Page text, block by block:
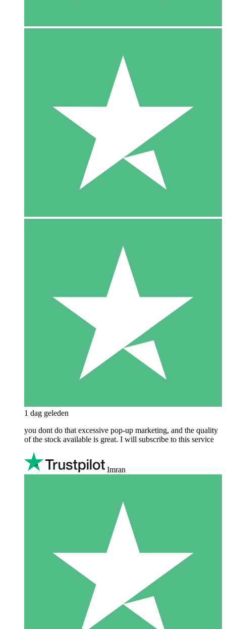
1 dag geleden
you dont do that excessive pop-up marketing, and the quality
of the stock available is great. I will subscribe to this service
Imran